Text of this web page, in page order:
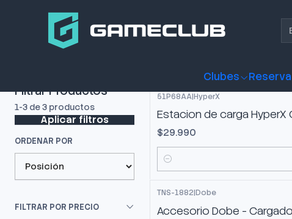
Clubes
Productos
Estación de Carga
Filtrar Productos
1-3 de 3 productos
Aplicar filtros
ORDENAR POR
FILTRAR POR PRECIO
51P68AA|HyperX
Estacion de carga HyperX
$29.990
Cantidad
TNS-1882|Dobe
Accesorio Dobe -